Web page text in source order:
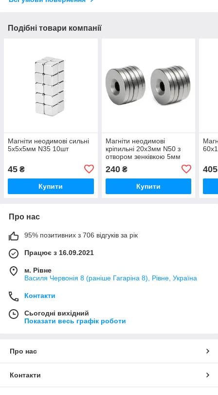
Подібні товари компанії
Магніти неодимові сильні
5х5х5мм N35 10шт
45 ₴
Купити
Магніти неодимові
кріпильні 20х3мм N50 з
отвором зенківкою 5мм
240₴
Купити
405
Про нас
95% позитивних з 706 відгуків за рік
Працює з 16.09.2021
м. Рівне
Василя Червонія 8 (раніше Гагаріна 8), Рівне, Україна
Контакти
Сьогодні вихідний
Показати весь графік роботи
Про нас
Контакти